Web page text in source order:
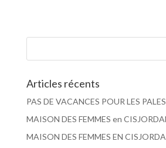
Articles récents
PAS DE VACANCES POUR LES
MAISON DES FEMMES en
MAISON DES FEMMES EN